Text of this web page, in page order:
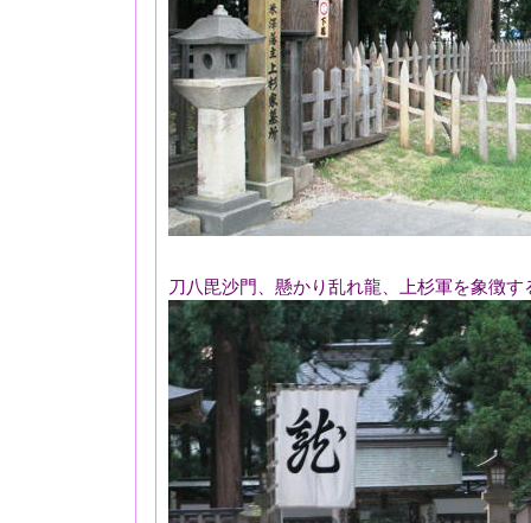
刀八毘沙門、懸かり乱れ龍、上杉軍を象徴す